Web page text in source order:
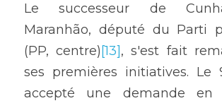
Le successeur de
Maranhão, député du Parti
(PP, centre) [13], s'est fait
ses premières initiatives.
accepté une demande en